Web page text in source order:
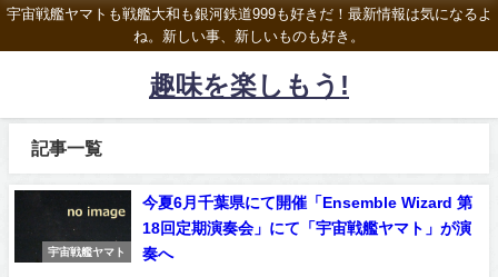
宇宙戦艦ヤマトも戦艦大和も銀河鉄道999も好きだ！最新情報は気になるよ
ね。新しい事、新しいものも好き。
趣味を楽しもう!
記事一覧
宇宙戦艦ヤマト
今夏6月千葉県にて開催「Ensemble Wizard 第
18回定期演奏会」にて「宇宙戦艦ヤマト」が演
奏へ